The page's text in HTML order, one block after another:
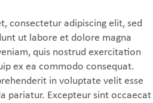
consectetur adipiscing elit, sed
ut labore et dolore magna
quis nostrud exercitation
ex ea commodo consequat.
in voluptate velit esse
pariatur. Excepteur sint occaecat